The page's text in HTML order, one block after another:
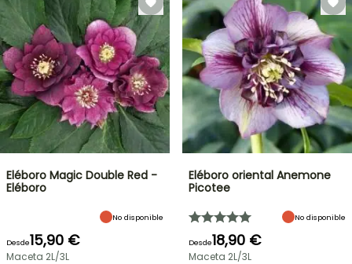
Eléboro Magic Double Red -
Eléboro
No disponible
Desde15,90 €
Maceta 2L/3L
Eléboro oriental Anemone
Picotee
No disponible
Desde18,90 €
Maceta 2L/3L